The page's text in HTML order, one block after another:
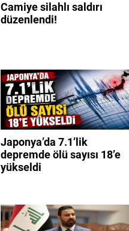
Camiye silahlı saldırı
düzenlendi!
Japonya’da 7.1’lik
depremde ölü sayısı 18’e
yükseldi